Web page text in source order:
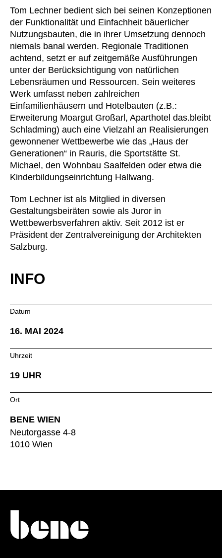
Indonesien(ID)
Iran(IR)
Irland(IE)
Israel
Italien (IT)
Japan(JP)
Jordanien(JO)
Kanada(CA)
Kasachstan (KZ)
Kenia(KE)
Kroatien(HR)
Kuwait(KW)
Lettland(LV)
Liechtenstein (LI)
Litauen(LT)
Luxemburg(LU)
Malaysia(MY)
Marokko
Neuseeland
Nigeria
Nordirland (UK)
Oman
Rest der Welt
Rumänien
Serbien
Singapur
Tom Lechner bedient sich bei seinen Konzeptionen
der Funktionalität und Einfachheit bäuerlicher
Nutzungsbauten, die in ihrer Umsetzung dennoch
niemals banal werden. Regionale Traditionen
achtend, setzt er auf zeitgemäße Ausführungen
unter der Berücksichtigung von natürlichen
Lebensräumen und Ressourcen. Sein weiteres
Werk umfasst neben zahlreichen
Einfamilienhäusern und Hotelbauten (z.B.:
Erweiterung Moargut Großarl, Aparthotel das.bleibt
Schladming) auch eine Vielzahl an Realisierungen
gewonnener Wettbewerbe wie das „Haus der
Generationen“ in Rauris, die Sportstätte St.
Michael, den Wohnbau Saalfelden oder etwa die
Kinderbildungseinrichtung Hallwang.
Tom Lechner ist als Mitglied in diversen
Gestaltungsbeiräten sowie als Juror in
Wettbewerbsverfahren aktiv. Seit 2012 ist er
Präsident der Zentralvereinigung der Architekten
Salzburg.
INFO
Datum
16. MAI 2024
Uhrzeit
19 UHR
Ort
BENE WIEN
Neutorgasse 4-8
1010 Wien